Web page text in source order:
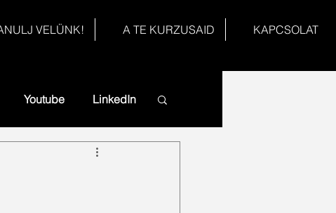
VELÜNK! A TE KURZUSAID KAPCSOLAT
Youtube LinkedIn